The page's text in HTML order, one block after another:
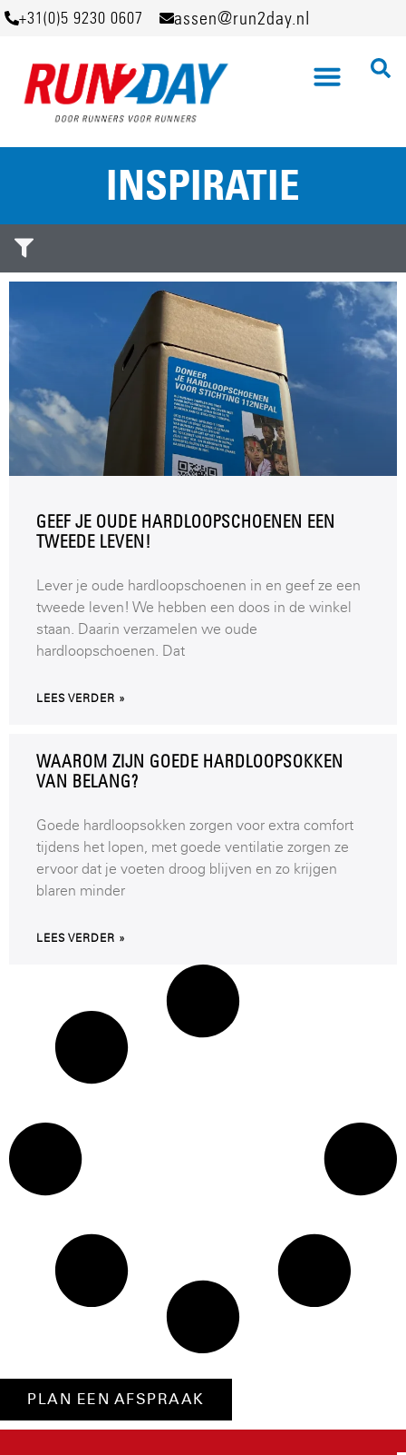
+31(0)5 9230 0607 assen@run2day.nl
INSPIRATIE
GEEF JE OUDE HARDLOOPSCHOENEN EEN
TWEEDE LEVEN!
Lever je oude hardloopschoenen in en geef ze een
tweede leven! We hebben een doos in de winkel
staan. Daarin verzamelen we oude
hardloopschoenen. Dat
LEES VERDER »
WAAROM ZIJN GOEDE HARDLOOPSOKKEN
VAN BELANG?
Goede hardloopsokken zorgen voor extra comfort
tijdens het lopen, met goede ventilatie zorgen ze
ervoor dat je voeten droog blijven en zo krijgen
blaren minder
LEES VERDER »
PLAN EEN AFSPRAAK